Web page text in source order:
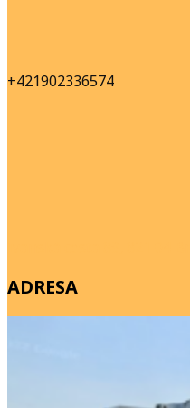
+421902336574
ADRESA